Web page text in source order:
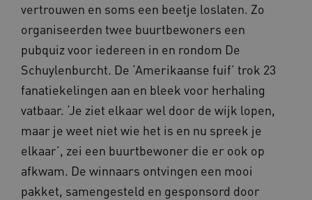
vertrouwen en soms een beetje loslaten. Zo
organiseerden twee buurtbewoners een
pubquiz voor iedereen in en rondom De
Schuylenburcht. De ‘Amerikaanse fuif’ trok 23
fanatiekelingen aan en bleek voor herhaling
vatbaar. ‘Je ziet elkaar wel door de wijk lopen,
maar je weet niet wie het is en nu spreek je
elkaar’, zei een buurtbewoner die er ook op
afkwam. De winnaars ontvingen een mooi
pakket, samengesteld en gesponsord door